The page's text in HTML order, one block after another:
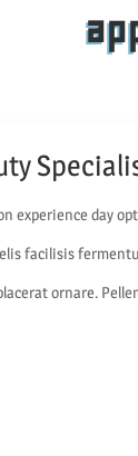
experience day
facilisis
ornare.